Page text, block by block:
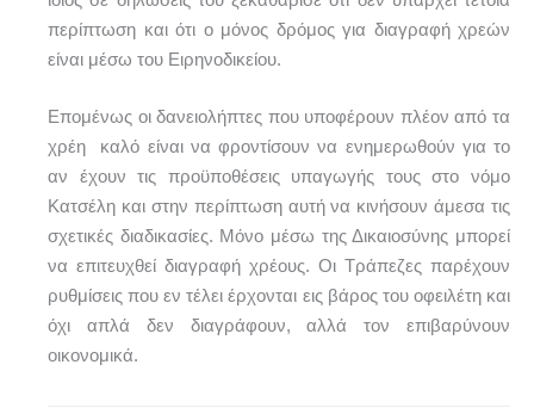
περίπτωση και ότι ο μόνος δρόμος για διαγραφή χρεών
είναι μέσω του Ειρηνοδικείου.
Επομένως οι δανειολήπτες που υποφέρουν πλέον από τα
χρέη καλό είναι να φροντίσουν να ενημερωθούν για το
αν έχουν τις προϋποθέσεις υπαγωγής τους στο νόμο
Κατσέλη και στην περίπτωση αυτή να κινήσουν άμεσα τις
σχετικές διαδικασίες. Μόνο μέσω της Δικαιοσύνης μπορεί
να επιτευχθεί διαγραφή χρέους. Οι Τράπεζες παρέχουν
ρυθμίσεις που εν τέλει έρχονται εις βάρος του οφειλέτη και
όχι απλά δεν διαγράφουν, αλλά τον επιβαρύνουν
οικονομικά.